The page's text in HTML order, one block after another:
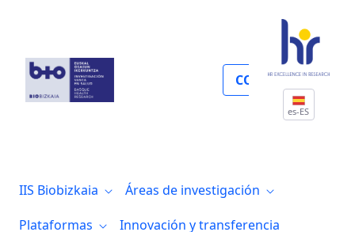
COLABORA
es-ES
IIS Biobizkaia
Áreas de investigación
Plataformas
Innovación y transferencia